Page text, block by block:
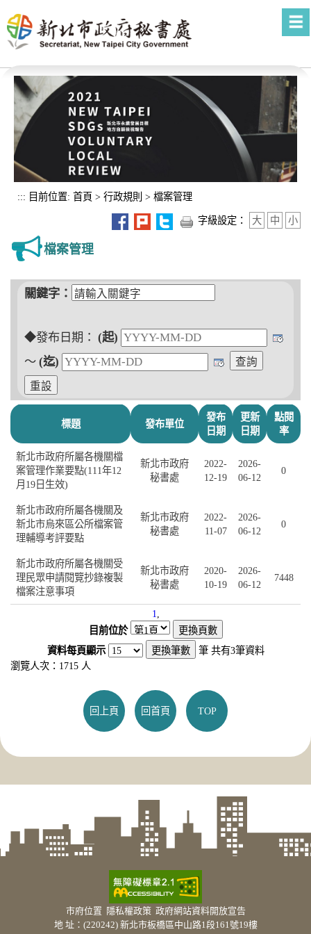
::: 目前位置: 首頁 > 行政規則 > 檔案管理
字級設定： 大 中 小
檔案管理
關鍵字：
◆發布日期： (起)
～ (迄)
標題 發布單位
發布
日期
更新
日期
點閱
率
新北市政府所屬各機關檔
案管理作業要點(111年12
月19日生效)
新北市政府
秘書處
2022-
12-19
2026-
06-12
0
新北市政府所屬各機關及
新北市烏來區公所檔案管
理輔導考評要點
新北市政府
秘書處
2022-
11-07
2026-
06-12
0
新北市政府所屬各機關受
理民眾申請閱覽抄錄複製
檔案注意事項
新北市政府
秘書處
2020-
10-19
2026-
06-12
7448
1,
目前位於
資料每頁顯示
筆 共有3筆資料
瀏覽人次：1715 人
回上頁 回首頁 TOP
市府位置 隱私權政策 政府網站資料開放宣告
地 址：(220242) 新北市板橋區中山路1段161號19樓